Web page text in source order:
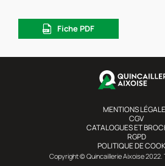
Fiche PDF
MENTIONS
CGV
CATALOGUES ET
RGPD
POLITIQUE DE
Copyright © Quincaillerie Aixoise